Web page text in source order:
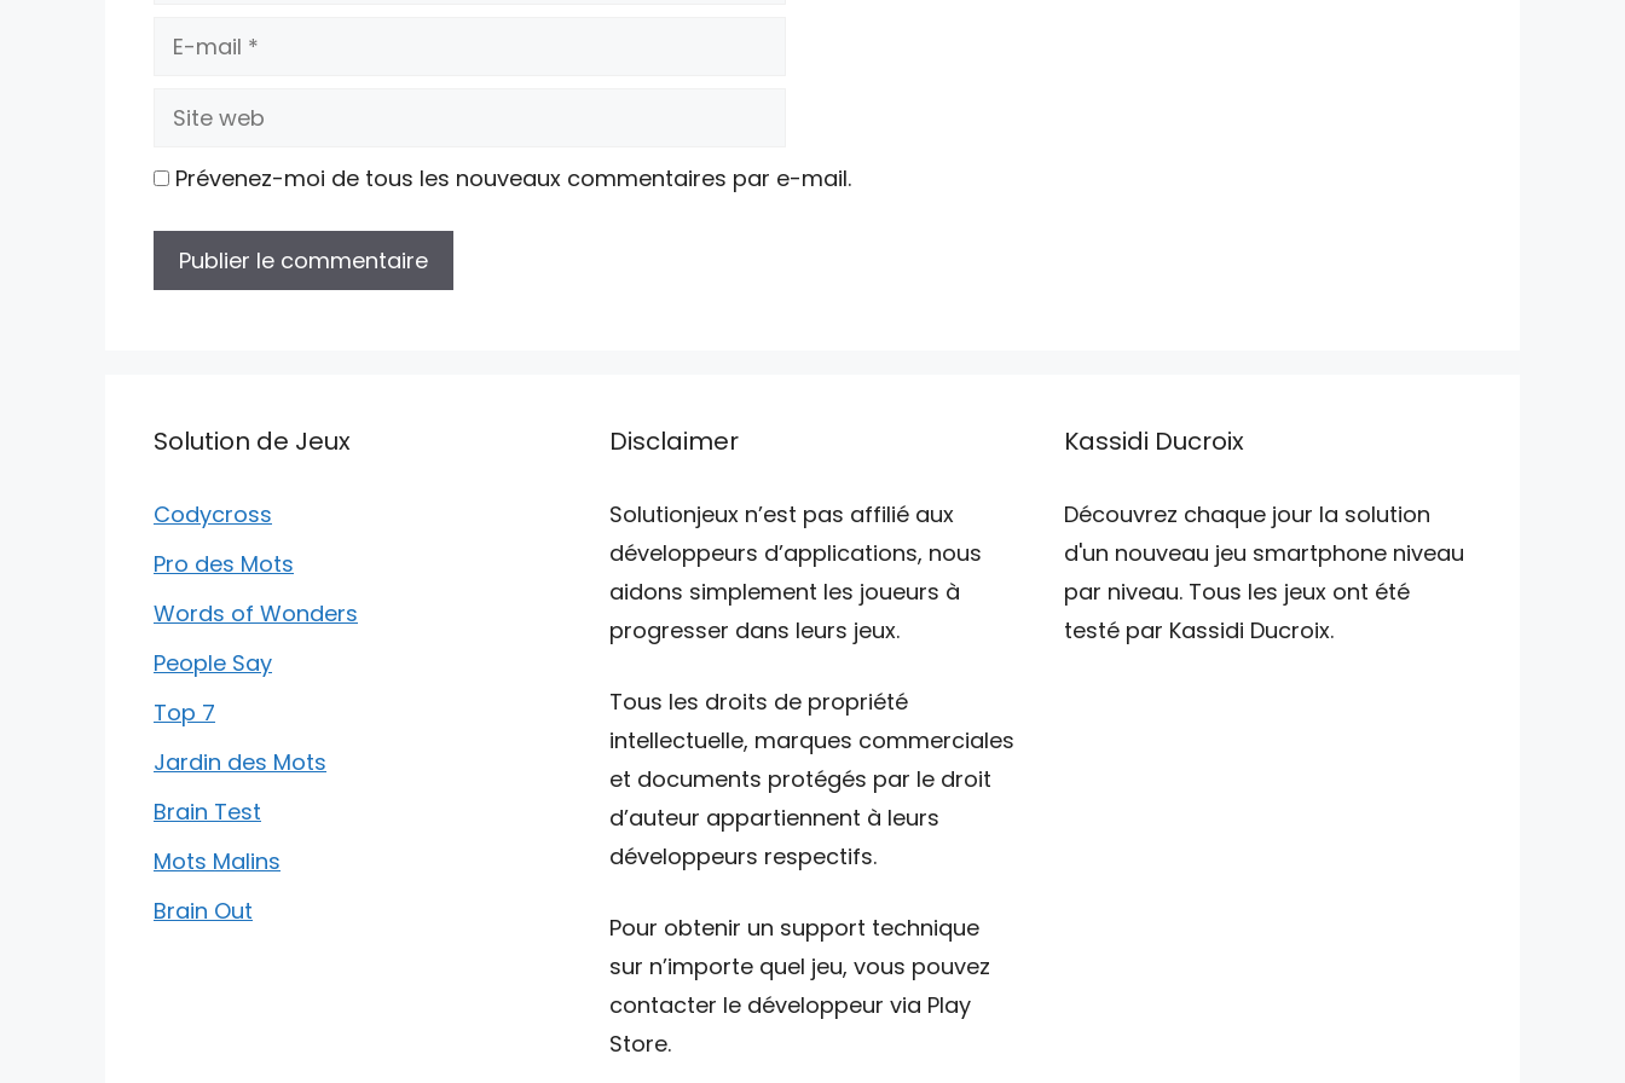
E-
Site
Prévenez-moi de tous les nouveaux commentaires par e-mail.
Solution de Jeux
Codycross
Pro des Mots
Words of Wonders
People Say
Top 7
Jardin des Mots
Brain Test
Mots Malins
Brain Out
Disclaimer
Solutionjeux n’est pas affilié aux
développeurs d’applications, nous
aidons simplement les joueurs à
progresser dans leurs jeux.
Tous les droits de propriété
intellectuelle, marques commerciales
et documents protégés par le droit
d’auteur appartiennent à leurs
développeurs respectifs.
Pour obtenir un support technique
sur n’importe quel jeu, vous pouvez
contacter le développeur via Play
Store.
Kassidi Ducroix
Découvrez chaque jour la solution
d'un nouveau jeu smartphone niveau
par niveau. Tous les jeux ont été
testé par Kassidi Ducroix.